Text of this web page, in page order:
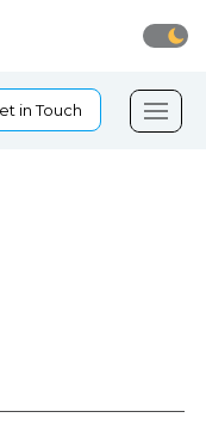
in Touch